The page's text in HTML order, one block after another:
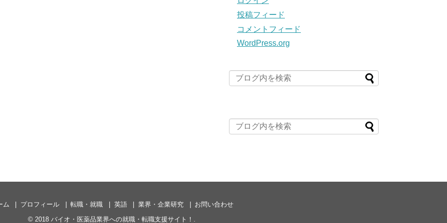
投稿フィード
コメントフィード
WordPress.org
ム プロフィール 転職・就職 英語 業界・企業研究
お問い合わせ
© 2018 バイオ・医薬品業界への就職・転職支援サイト！